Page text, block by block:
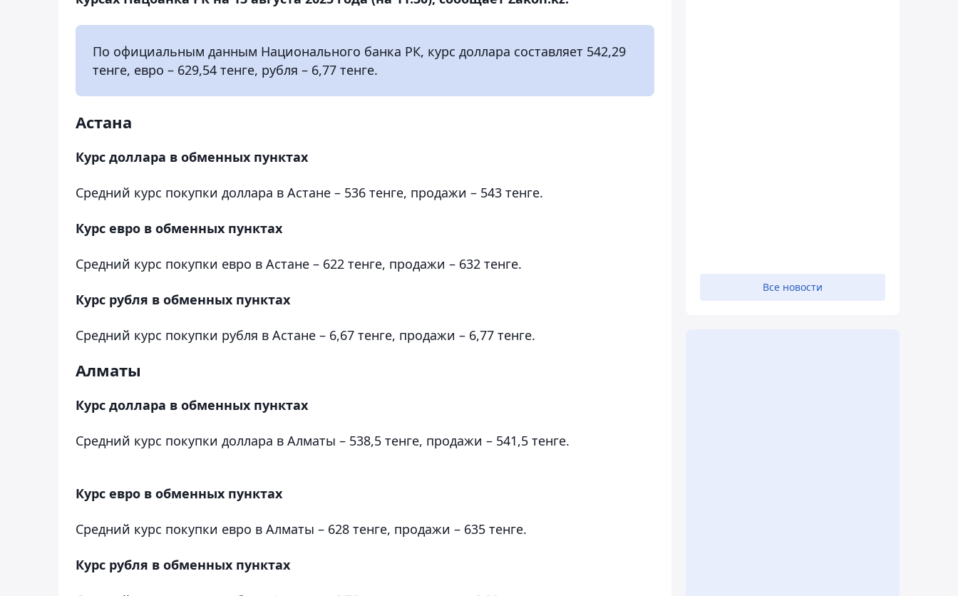
По официальным данным Национального банка РК, курс доллара составляет 542,29
тенге, евро – 629,54 тенге, рубля – 6,77 тенге.
Астана
Курс доллара в обменных пунктах
Средний курс покупки доллара в Астане – 536 тенге, продажи – 543 тенге.
Курс евро в обменных пунктах
Средний курс покупки евро в Астане – 622 тенге, продажи – 632 тенге.
Курс рубля в обменных пунктах
Средний курс покупки рубля в Астане – 6,67 тенге, продажи – 6,77 тенге.
Алматы
Курс доллара в обменных пунктах
Средний курс покупки доллара в Алматы – 538,5 тенге, продажи – 541,5 тенге.
Курс евро в обменных пунктах
Средний курс покупки евро в Алматы – 628 тенге, продажи – 635 тенге.
Курс рубля в обменных пунктах
Все новости